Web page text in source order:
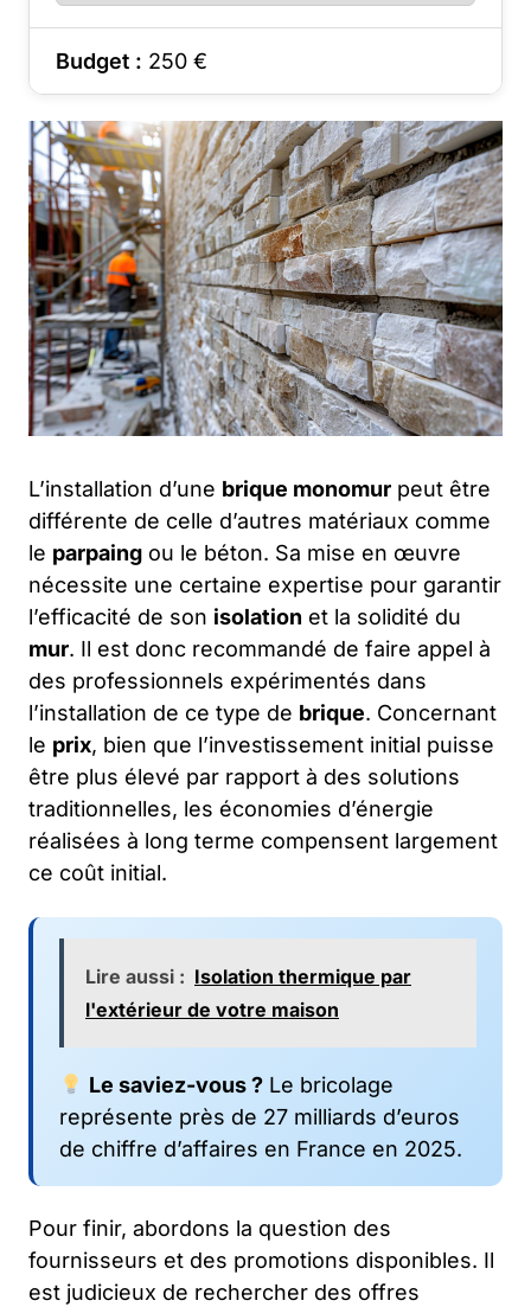
Budget : 250 €
L’installation d’une brique monomur peut être
différente de celle d’autres matériaux comme
le parpaing ou le béton. Sa mise en œuvre
nécessite une certaine expertise pour garantir
l’efficacité de son isolation et la solidité du
mur. Il est donc recommandé de faire appel à
des professionnels expérimentés dans
l’installation de ce type de brique. Concernant
le prix, bien que l’investissement initial puisse
être plus élevé par rapport à des solutions
traditionnelles, les économies d’énergie
réalisées à long terme compensent largement
ce coût initial.
Lire aussi : Isolation thermique par
l'extérieur de votre maison
Le saviez-vous ?Le bricolage
représente près de 27 milliards d’euros
de chiffre d’affaires en France en 2025.
Pour finir, abordons la question des
fournisseurs et des promotions disponibles. Il
est judicieux de rechercher des offres